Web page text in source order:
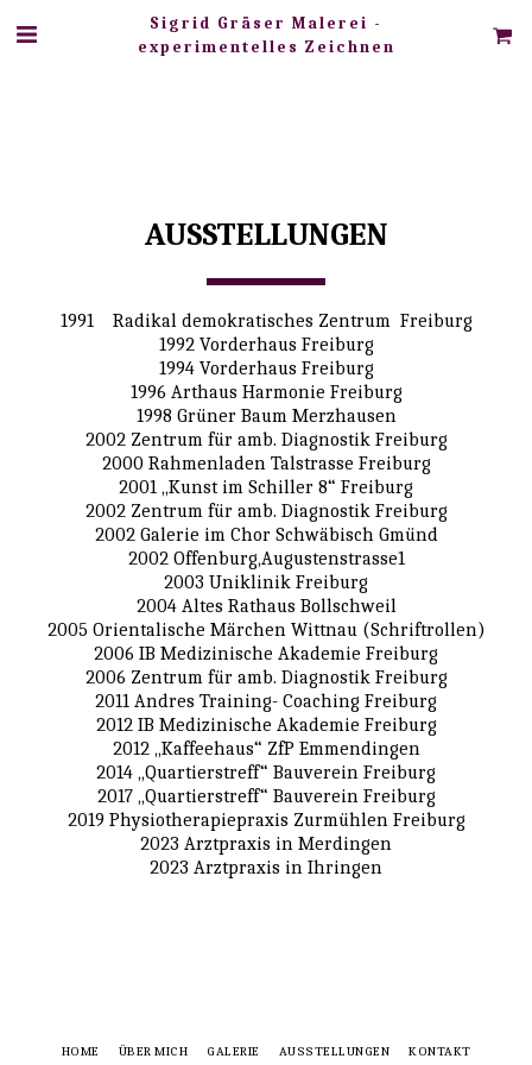
Sigrid Gräser Malerei -
experimentelles Zeichnen
AUSSTELLUNGEN
1991    Radikal demokratisches Zentrum  Freiburg
1992 Vorderhaus Freiburg
1994 Vorderhaus Freiburg
1996 Arthaus Harmonie Freiburg
1998 Grüner Baum Merzhausen
2002 Zentrum für amb. Diagnostik Freiburg
2000 Rahmenladen Talstrasse Freiburg
2001 „Kunst im Schiller 8“ Freiburg
2002 Zentrum für amb. Diagnostik Freiburg
2002 Galerie im Chor Schwäbisch Gmünd
2002 Offenburg,Augustenstrasse1
2003 Uniklinik Freiburg
2004 Altes Rathaus Bollschweil
2005 Orientalische Märchen Wittnau (Schriftrollen)
2006 IB Medizinische Akademie Freiburg
2006 Zentrum für amb. Diagnostik Freiburg
2011 Andres Training- Coaching Freiburg
2012 IB Medizinische Akademie Freiburg
2012 „Kaffeehaus“ ZfP Emmendingen
2014 „Quartierstreff“ Bauverein Freiburg
2017 „Quartierstreff“ Bauverein Freiburg
2019 Physiotherapiepraxis Zurmühlen Freiburg
2023 Arztpraxis in Merdingen
2023 Arztpraxis in Ihringen
HOME ÜBER MICH GALERIE AUSSTELLUNGEN KONTAKT